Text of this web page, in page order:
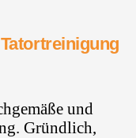
und
Gründlich,